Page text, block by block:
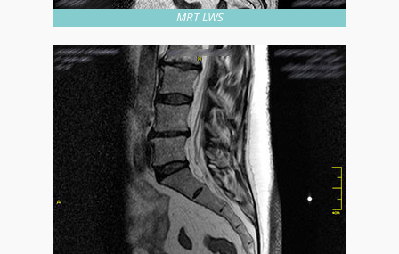
MRT LWS